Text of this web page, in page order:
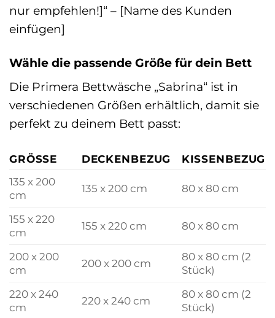
nur empfehlen!]“ – [Name des Kunden
einfügen]
Wähle die passende Größe für dein Bett
Die Primera Bettwäsche „Sabrina“ ist in
verschiedenen Größen erhältlich, damit sie
perfekt zu deinem Bett passt:
GRÖSSE DECKENBEZUG
KISSENBEZUG
135 x 200
cm
135 x 200 cm 80 x 80 cm
155 x 220
cm
155 x 220 cm 80 x 80 cm
200 x 200
cm
200 x 200 cm
80 x 80 cm (2
Stück)
220 x 240
cm
220 x 240 cm
80 x 80 cm (2
Stück)